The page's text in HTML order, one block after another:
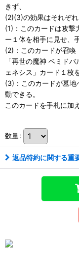
きず、
(2)(3)の効果はそれぞ
(1)：このカードは攻撃
ー１体を相手に見せ、
(2)：このカードが召喚
「再世の魔神 ベミド
ェネシス」カード１枚
(3)：このカードが墓
動できる。
このカードを手札に加
数量:
返品特約に関する重